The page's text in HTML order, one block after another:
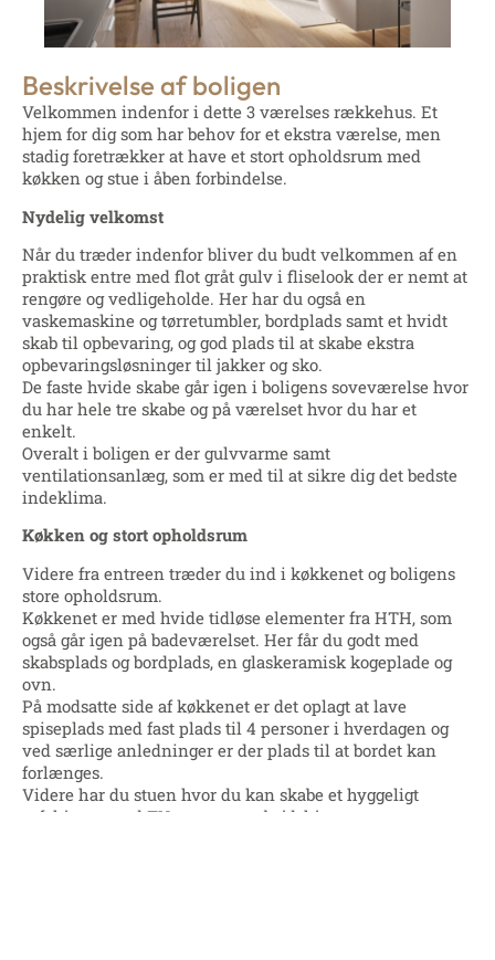
Beskrivelse af boligen
Velkommen indenfor i dette 3 værelses rækkehus. Et
hjem for dig som har behov for et ekstra værelse, men
stadig foretrækker at have et stort opholdsrum med
køkken og stue i åben forbindelse.
Nydelig velkomst
Når du træder indenfor bliver du budt velkommen af en
praktisk entre med flot gråt gulv i fliselook der er nemt at
rengøre og vedligeholde. Her har du også en
vaskemaskine og tørretumbler, bordplads samt et hvidt
skab til opbevaring, og god plads til at skabe ekstra
opbevaringsløsninger til jakker og sko.
De faste hvide skabe går igen i boligens soveværelse hvor
du har hele tre skabe og på værelset hvor du har et
enkelt.
Overalt i boligen er der gulvvarme samt
ventilationsanlæg, som er med til at sikre dig det bedste
indeklima.
Køkken og stort opholdsrum
Videre fra entreen træder du ind i køkkenet og boligens
store opholdsrum.
Køkkenet er med hvide tidløse elementer fra HTH, som
også går igen på badeværelset. Her får du godt med
skabsplads og bordplads, en glaskeramisk kogeplade og
ovn.
På modsatte side af køkkenet er det oplagt at lave
spiseplads med fast plads til 4 personer i hverdagen og
ved særlige anledninger er der plads til at bordet kan
forlænges.
Videre har du stuen hvor du kan skabe et hyggeligt
sofahjørne med TV og evt. et arbejdshjørne.